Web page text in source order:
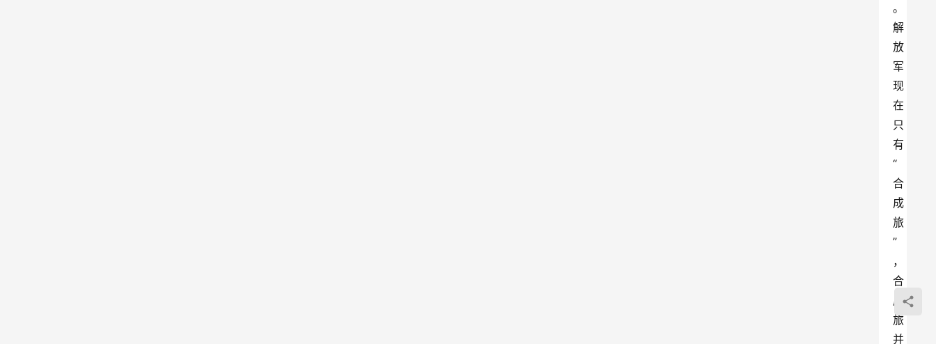
。
解
放
军
现
在
只
有
“
合
成
旅
”
，
合
成
旅
并